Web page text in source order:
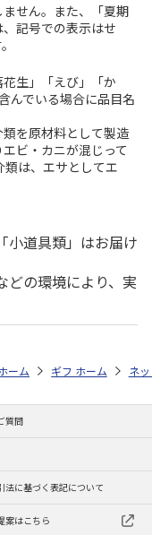
せん。また、「夏期
記号での表示はせ
生」「えび」「か
んでいる場合に品目名
を原材料として製造
ビ・カニが混じって
類は、エサとしてエ
小道具類」はお届け
どの環境により、実
2026 おつまみ・お惣菜
元・夏ギフト特集 2026
ストア お中元・夏ギフト
ーム ギフトストア お
ホーム ネ
質問
法に基づく表記について
案はこちら